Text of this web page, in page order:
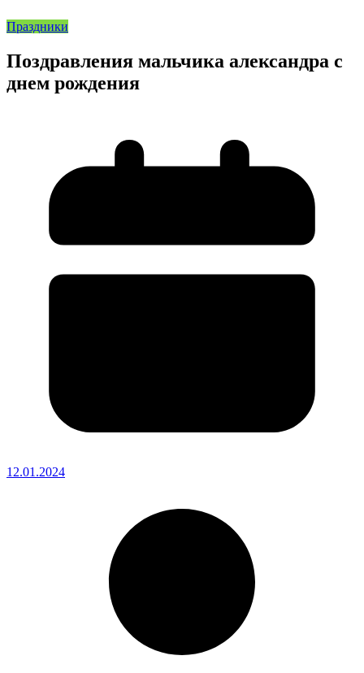
Праздники
Поздравления мальчика александра с
днем рождения
12.01.2024